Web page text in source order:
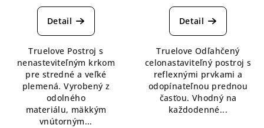
hodnotenie
produktu
z
5
hviezdičiek.
Detail
Truelove Postroj s
nenasteviteľným krkom
pre stredné a veľké
plemená. Vyrobený z
odolného
materiálu, mäkkým
vnútorným...
hodnotenie
produktu
z
5
hviezdičiek.
Detail
Truelove Odľahčený
celonastaviteľný postroj s
reflexnými prvkami a
odopínateľnou prednou
časťou. Vhodný na
každodenné...